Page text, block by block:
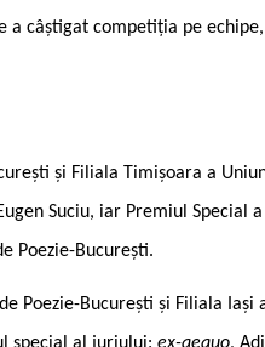
a câștigat competiția pe
și Filiala Timișoara a
Suciu, iar Premiul Special
Poezie-București.
Poezie-București și Filiala Iași